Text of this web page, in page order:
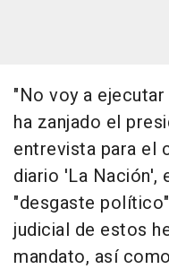
"No voy a
ha zanjado el
entrevista para el
diario 'La Nación',
"desgaste
judicial de estos
mandato, así